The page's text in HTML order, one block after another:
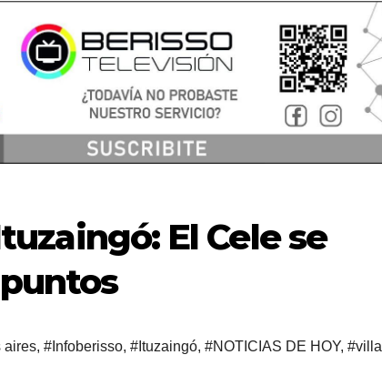
El Cele se
aires, #Infoberisso, #Ituzaingó, #NOTICIAS DE HOY, #villa